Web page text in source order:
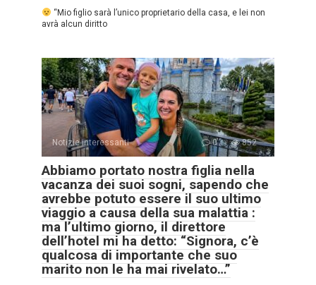
“Mio figlio sarà l’unico proprietario della casa, e lei non
avrà alcun diritto
Notizie interessanti 0 852
Abbiamo portato nostra figlia nella
vacanza dei suoi sogni, sapendo che
avrebbe potuto essere il suo ultimo
viaggio a causa della sua malattia :
ma l’ultimo giorno, il direttore
dell’hotel mi ha detto: “Signora, c’è
qualcosa di importante che suo
marito non le ha mai rivelato…”